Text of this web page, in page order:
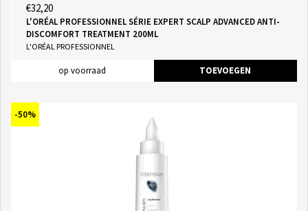
€32,20
L'ORÉAL PROFESSIONNEL SÉRIE EXPERT SCALP ADVANCED ANTI-
DISCOMFORT TREATMENT 200ML
L'ORÉAL PROFESSIONNEL
op voorraad TOEVOEGEN
-50%